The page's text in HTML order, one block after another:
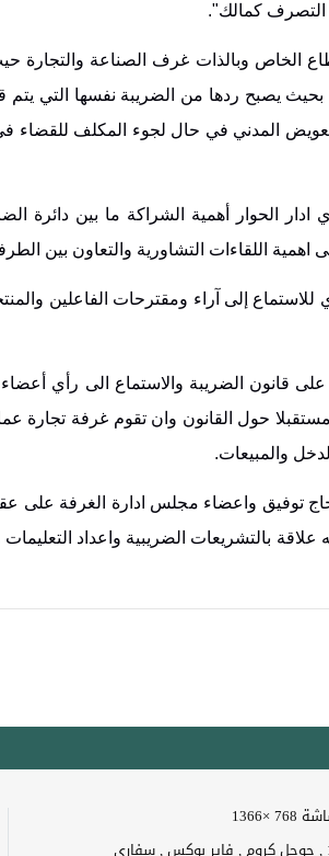
التصرف كمالك".
الخاص وبالذات غرف الصناعة والتجارة
يصبح ردها من الضريبة نفسها التي يتم
المدني في حال لجوء المكلف للقضاء في
الحوار أهمية الشراكة ما بين دائرة
اهمية اللقاءات التشاورية والتعاون بين
للاستماع إلى آراء ومقترحات الفاعلين
قانون الضريبة والاستماع الى رأي أعضاء
حول القانون وان تقوم غرفة تجارة
والمبيعات.
توفيق واعضاء مجلس ادارة الغرفة على
بالتشريعات الضريبية واعداد التعليمات